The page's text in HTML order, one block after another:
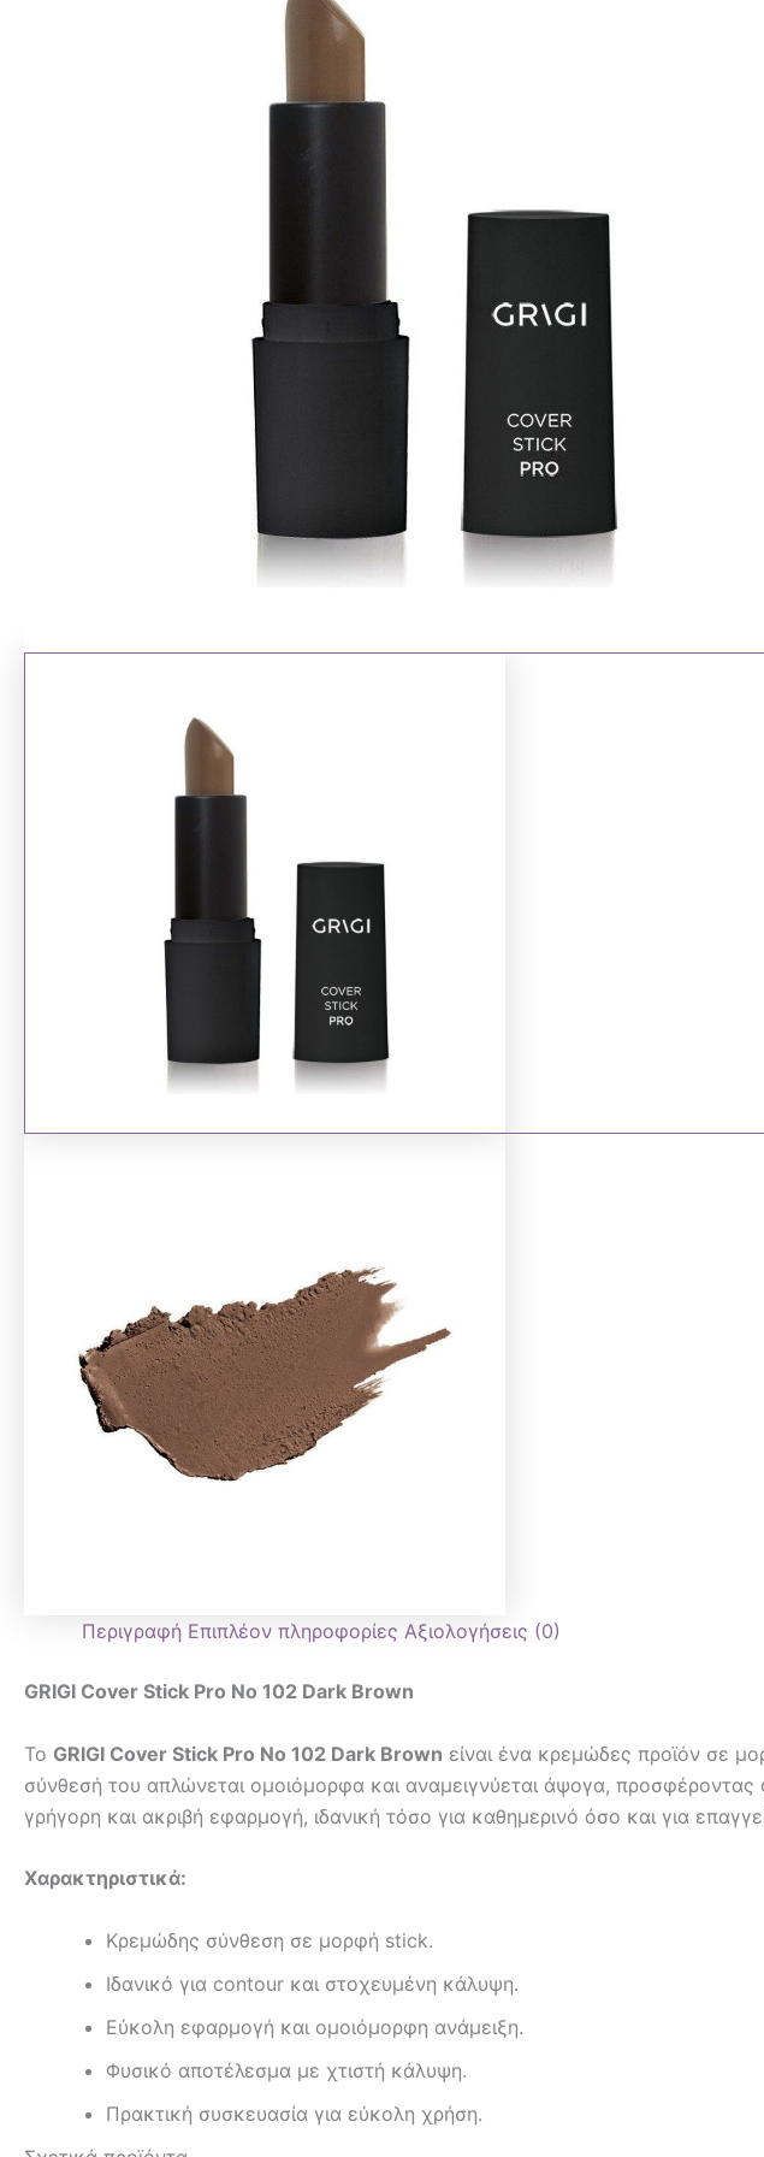
Περιγραφή Επιπλέον πληροφορίες Αξιολογήσεις (0)
GRIGI Cover Stick Pro No 102 Dark Brown
Το GRIGI Cover Stick Pro No 102 Dark Brown είναι ένα κρεμώδες προϊόν σε
σύνθεσή του απλώνεται ομοιόμορφα και αναμειγνύεται άψογα,
γρήγορη και ακριβή εφαρμογή, ιδανική τόσο για καθημερινό όσο και για
Χαρακτηριστικά:
Κρεμώδης σύνθεση σε μορφή stick.
Ιδανικό για contour και στοχευμένη κάλυψη.
Εύκολη εφαρμογή και ομοιόμορφη ανάμειξη.
Φυσικό αποτέλεσμα με χτιστή κάλυψη.
Πρακτική συσκευασία για εύκολη χρήση.